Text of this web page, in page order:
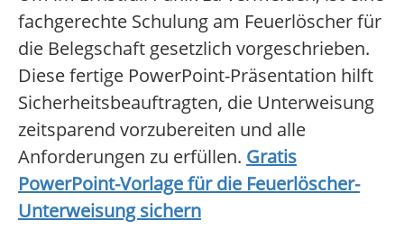
fachgerechte Schulung am Feuerlöscher für
die Belegschaft gesetzlich vorgeschrieben.
Diese fertige PowerPoint-Präsentation hilft
Sicherheitsbeauftragten, die Unterweisung
zeitsparend vorzubereiten und alle
Anforderungen zu erfüllen. Gratis
PowerPoint-Vorlage für die Feuerlöscher-
Unterweisung sichern